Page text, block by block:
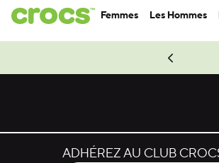
Femmes Les Hommes
Magasinez Spider-Man
ADHÉREZ AU CLUB